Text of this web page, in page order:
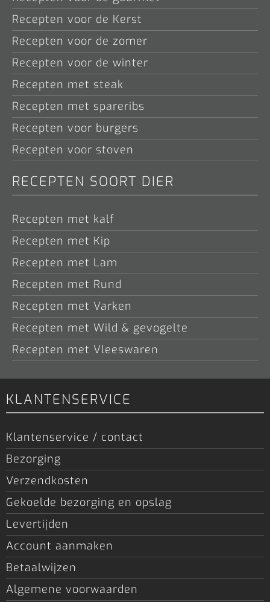
Recepten voor de Kerst
Recepten voor de zomer
Recepten voor de winter
Recepten met steak
Recepten met spareribs
Recepten voor burgers
Recepten voor stoven
RECEPTEN SOORT DIER
Recepten met kalf
Recepten met Kip
Recepten met Lam
Recepten met Rund
Recepten met Varken
Recepten met Wild & gevogelte
Recepten met Vleeswaren
KLANTENSERVICE
Klantenservice / contact
Bezorging
Verzendkosten
Gekoelde bezorging en opslag
Levertijden
Account aanmaken
Betaalwijzen
Algemene voorwaarden